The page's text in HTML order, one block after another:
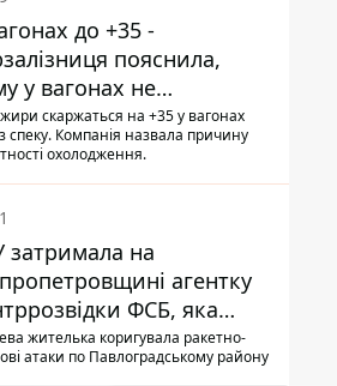
до +35 -
пояснила,
у вагонах не
кондиціонери під
спеки
скаржаться на +35 у вагонах
спеку. Компанія назвала причину
охолодження.
затримала на
агентку
ФСБ, яка
теракти –
за військовими
жителька коригувала ракетно-
атаки по Павлоградському району